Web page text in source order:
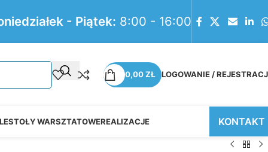
- Piątek: 8:00 - 16:00
0,00ZŁ LOGOWANIE /
STOŁY WARSZTATOWEREALIZACJE KONTAKT